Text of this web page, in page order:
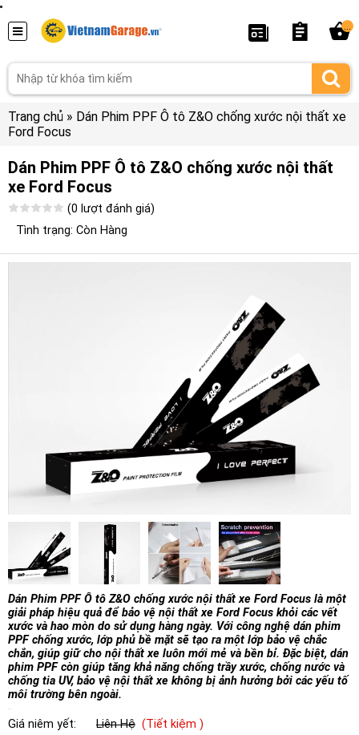
Trang chủ » Dán Phim PPF Ô tô Z&O chống xước nội thất xe
Ford Focus
Dán Phim PPF Ô tô Z&O chống xước nội thất
xe Ford Focus
(0 lượt đánh giá)
Tình trạng: Còn Hàng
Dán Phim PPF Ô tô Z&O chống xước nội thất xe Ford Focus là một
giải pháp hiệu quả để bảo vệ nội thất xe Ford Focus khỏi các vết
xước và hao mòn do sử dụng hàng ngày. Với công nghệ dán phim
PPF chống xước, lớp phủ bề mặt sẽ tạo ra một lớp bảo vệ chắc
chắn, giúp giữ cho nội thất xe luôn mới mẻ và bền bỉ. Đặc biệt, dán
phim PPF còn giúp tăng khả năng chống trầy xước, chống nước và
chống tia UV, bảo vệ nội thất xe không bị ảnh hưởng bởi các yếu tố
môi trường bên ngoài.
Giá niêm yết: Liên Hệ (Tiết kiệm )